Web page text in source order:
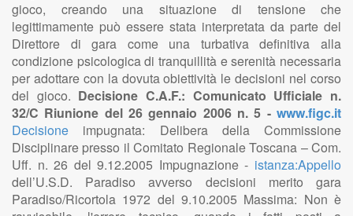
gioco, creando una situazione di tensione che
legittimamente può essere stata interpretata da parte del
Direttore di gara come una turbativa definitiva alla
condizione psicologica di tranquillità e serenità necessaria
per adottare con la dovuta obiettività le decisioni nel corso
del gioco. Decisione C.A.F.: Comunicato Ufficiale n.
32/C Riunione del 26 gennaio 2006 n. 5 - www.figc.it
Decisione impugnata: Delibera della Commissione
Disciplinare presso il Comitato Regionale Toscana – Com.
Uff. n. 26 del 9.12.2005 Impugnazione - istanza:Appello
dell’U.S.D. Paradiso avverso decisioni merito gara
Paradiso/Ricortola 1972 del 9.10.2005 Massima: Non è